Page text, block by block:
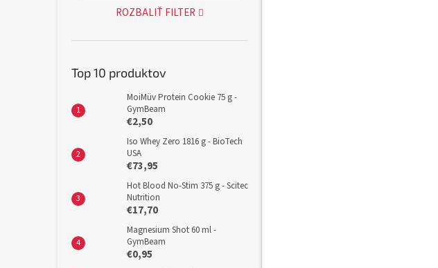
ROZBALIŤ FILTER
Top 10 produktov
MoiMüv Protein Cookie 75 g -
GymBeam
€2,50
Iso Whey Zero 1816 g - BioTech
USA
€73,95
Hot Blood No-Stim 375 g - Scitec
Nutrition
€17,70
Magnesium Shot 60 ml -
GymBeam
€0,95